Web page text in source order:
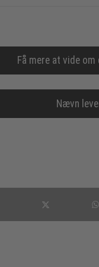
Få mere at vide
Nævn